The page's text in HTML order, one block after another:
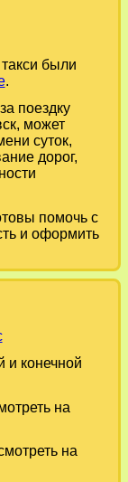
были
.
поездку
, может
суток,
дорог,
помочь с
и оформить
и конечной
на
на